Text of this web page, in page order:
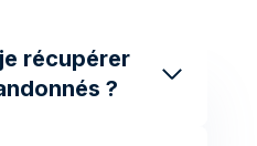
récupérer
?